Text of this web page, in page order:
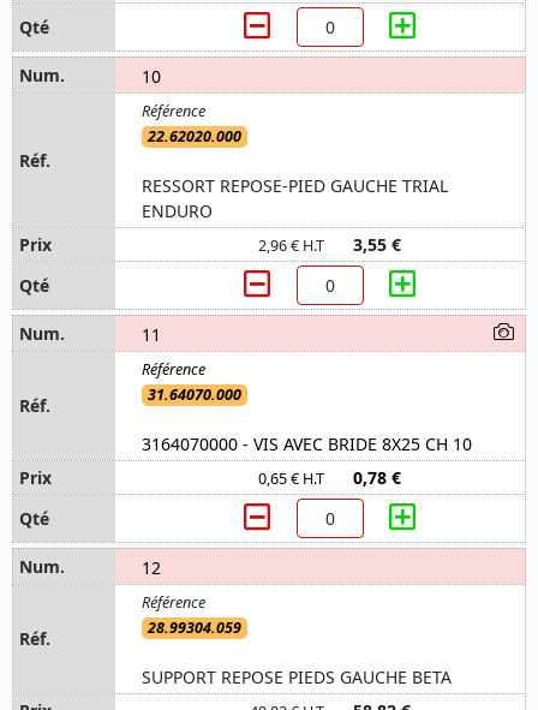
10
22.62020.000
RESSORT REPOSE-PIED GAUCHE TRIAL
ENDURO
2,96 € H.T 3,55 €
11
31.64070.000
3164070000 - VIS AVEC BRIDE 8X25 CH 10
0,65 € H.T 0,78 €
12
28.99304.059
SUPPORT REPOSE PIEDS GAUCHE BETA